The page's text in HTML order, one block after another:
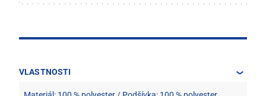
VLASTNOSTI